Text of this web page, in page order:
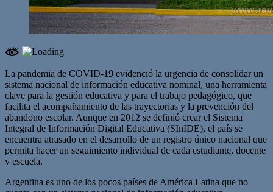
La pandemia de COVID-19 evidenció la urgencia de consolidar un
sistema nacional de información educativa nominal, una herramienta
clave para la gestión educativa y para el trabajo pedagógico, que
facilita el acompañamiento de las trayectorias y la prevención del
abandono escolar. Aunque en 2012 se definió crear el Sistema
Integral de Información Digital Educativa (SInIDE), el país se
encuentra atrasado en el desarrollo de un registro único nacional que
permita hacer un seguimiento individual de cada estudiante, docente
y escuela.
Argentina es uno de los pocos países de América Latina que no